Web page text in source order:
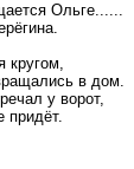
Ольге......
кругом,
в дом.
у ворот,
придёт.